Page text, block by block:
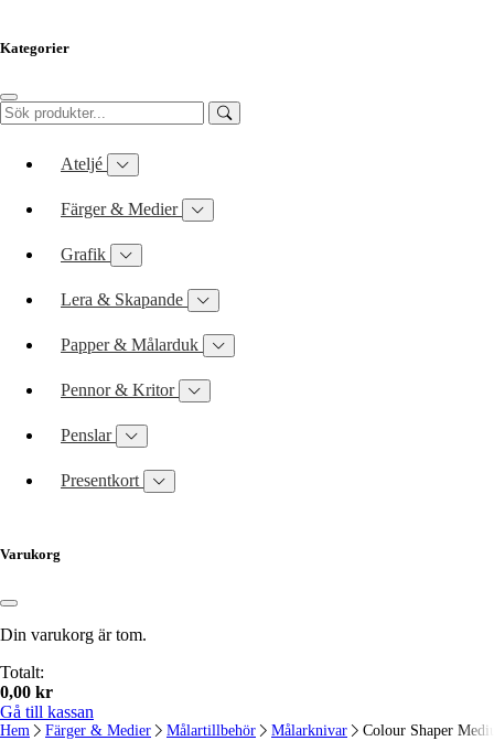
Kategorier
Ateljé
Färger & Medier
Grafik
Lera & Skapande
Papper & Målarduk
Pennor & Kritor
Penslar
Presentkort
Varukorg
Din varukorg är tom.
Totalt:
0,00 kr
Gå till kassan
Hem Färger & Medier Målartillbehör Målarknivar Colour Shaper